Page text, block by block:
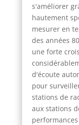
s'améliorer
hautement
mesurer en
des années
une forte
d'écoute
pour
stations de
aux stations